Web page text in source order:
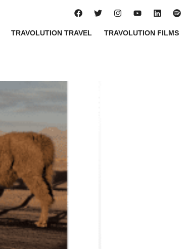
TRAVOLUTION TRAVEL TRAVOLUTION FILMS